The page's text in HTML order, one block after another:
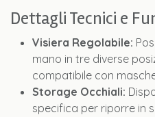
Dettagli Tecnici e
Visiera Regolabile:
mano in tre diverse
compatibile con
Storage Occhiali:
specifica per riporre in